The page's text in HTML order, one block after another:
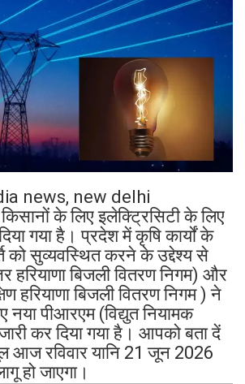
news, new delhi
के लिए इलेक्ट्रिसिटी के लिए
गया है। प्रदेश में कृषि कार्यों के
को सुव्यवस्थित करने के उद्देश्य से
हरियाणा बिजली वितरण निगम) और
हरियाणा बिजली वितरण निगम ) ने
नया पीआरएम (विद्युत नियामक
कर दिया गया है। आपको बता दें
आज रविवार यानि 21 जून 2026
हो जाएगा।